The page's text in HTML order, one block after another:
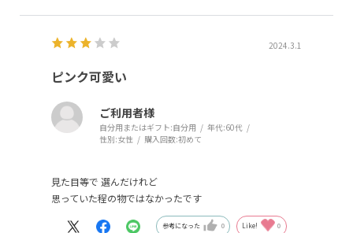
2024.3.1
ピンク可愛い
ご利用者様
自分用またはギフト:自分用 年代:60代
性別:女性 購入回数:初めて
見た目等で 選んだけれど
思っていた程の物ではなかったです
参考になった 0 Like! 0